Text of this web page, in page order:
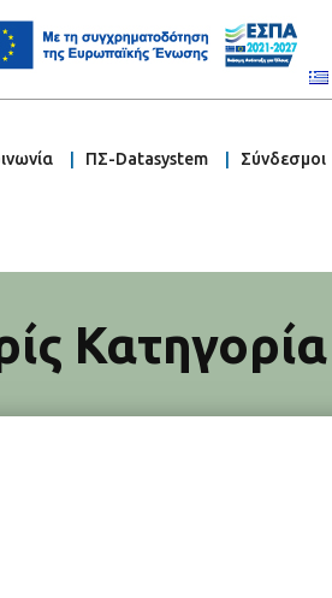
ΠΣ-Datasystem Σύνδεσμοι
Κατηγορία